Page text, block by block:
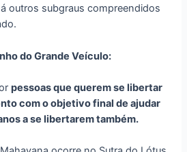
outros subgraus compreendidos
do Grande Veículo:
pessoas que querem se libertar
com o objetivo final de ajudar
a se libertarem também.